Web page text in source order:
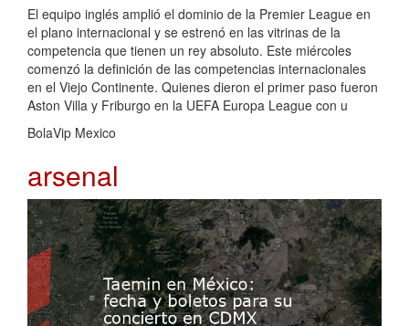
El equipo inglés amplió el dominio de la Premier League en
el plano internacional y se estrenó en las vitrinas de la
competencia que tienen un rey absoluto. Este miércoles
comenzó la definición de las competencias internacionales
en el Viejo Continente. Quienes dieron el primer paso fueron
Aston Villa y Friburgo en la UEFA Europa League con u
BolaVip Mexico
arsenal